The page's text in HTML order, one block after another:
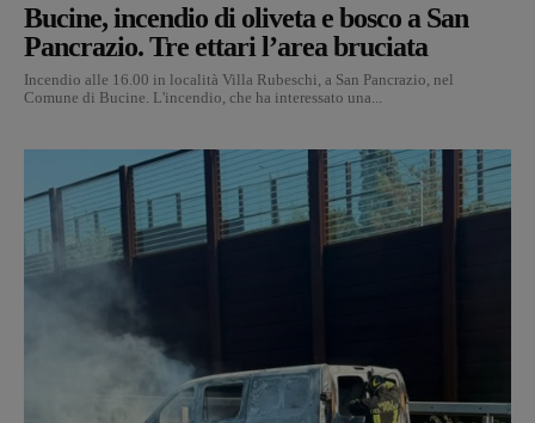
Bucine, incendio di oliveta e bosco a San
Pancrazio. Tre ettari l’area bruciata
Incendio alle 16.00 in località Villa Rubeschi, a San Pancrazio, nel
Comune di Bucine. L'incendio, che ha interessato una...